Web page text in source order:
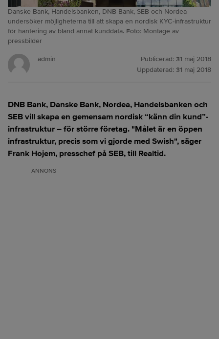
Danske Bank, Handelsbanken, DNB Bank, SEB och Nordea
undersöker möjligheterna till att skapa en nordisk KYC-infrastruktur
för hantering av bland annat kunddata. Foto: Montage av
pressbilder
admin Publicerad: 31 maj 2018
Uppdaterad: 31 maj 2018
DNB Bank, Danske Bank, Nordea, Handelsbanken och
SEB vill skapa en gemensam nordisk “känn din kund”-
infrastruktur – för större företag. "Målet är en öppen
infrastruktur, precis som vi gjorde med Swish", säger
Frank Hojem, presschef på SEB, till Realtid.
ANNONS